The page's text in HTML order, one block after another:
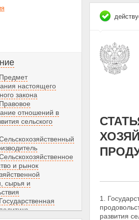
настоящего
закона
отношений в
сельского
и рынок
сырья и
1.
развития